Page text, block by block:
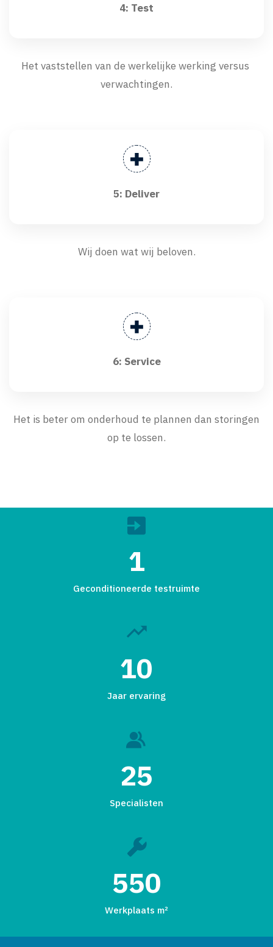
4: Test
Het vaststellen van de werkelijke werking versus
verwachtingen.
5: Deliver
Wij doen wat wij beloven.
6: Service
Het is beter om onderhoud te plannen dan storingen
op te lossen.
1
Geconditioneerde testruimte
10
Jaar ervaring
25
Specialisten
550
Werkplaats m²